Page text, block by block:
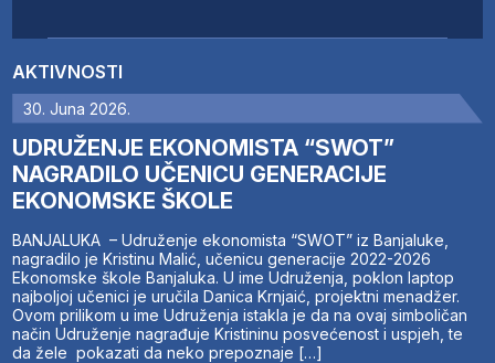
AKTIVNOSTI
30. Juna 2026.
UDRUŽENJE EKONOMISTA “SWOT”
NAGRADILO UČENICU GENERACIJE
EKONOMSKE ŠKOLE
BANJALUKA – Udruženje ekonomista “SWOT” iz Banjaluke,
nagradilo je Kristinu Malić, učenicu generacije 2022-2026
Ekonomske škole Banjaluka. U ime Udruženja, poklon laptop
najboljoj učenici je uručila Danica Krnjaić, projektni menadžer.
Ovom prilikom u ime Udruženja istakla je da na ovaj simboličan
način Udruženje nagrađuje Kristininu posvećenost i uspjeh, te
da žele pokazati da neko prepoznaje […]